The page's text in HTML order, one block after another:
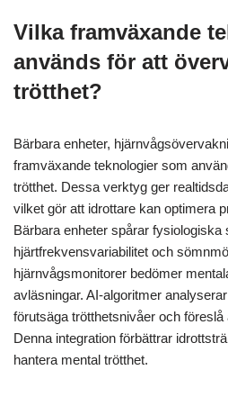
att träna hjärnan att optimera
Denna terapi hjälper idrottare att
som använder neurofeedback
neurofeedback leda till bättre
återhämtning.
Vilka framväxande
används för att
trötthet?
Bärbara enheter,
framväxande teknologier som
trötthet. Dessa verktyg ger